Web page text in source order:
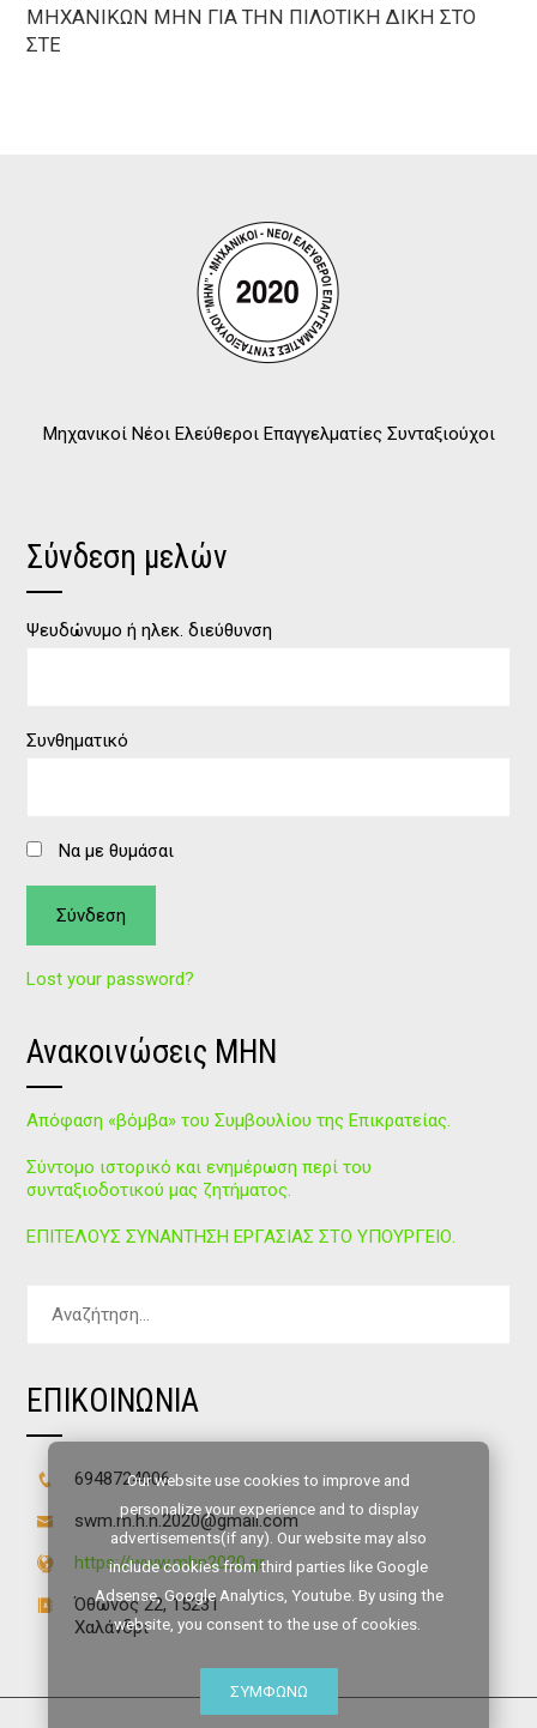
Our website use cookies to improve and
personalize your experience and to display
advertisements(if any). Our website may also
include cookies from third parties like Google
Adsense, Google Analytics, Youtube. By using the
website, you consent to the use of cookies.
ΣΥΜΦΩΝΏ
ΜΗΧΑΝΙΚΩΝ ΜΗΝ ΓΙΑ ΤΗΝ ΠΙΛΟΤΙΚΗ ΔΙΚΗ ΣΤΟ
ΣΤΕ
Μηχανικοί Νέοι Ελεύθεροι Επαγγελματίες Συνταξιούχοι
Σύνδεση μελών
Ψευδώνυμο ή ηλεκ. διεύθυνση
Συνθηματικό
Να με θυμάσαι
Lost your password?
Ανακοινώσεις ΜΗΝ
Απόφαση «βόμβα» του Συμβουλίου της Επικρατείας.
Σύντομο ιστορικό και ενημέρωση περί του
συνταξιοδοτικού μας ζητήματος.
ΕΠΙΤΕΛΟΥΣ ΣΥΝΑΝΤΗΣΗ ΕΡΓΑΣΙΑΣ ΣΤΟ ΥΠΟΥΡΓΕΙΟ.
ΕΠΙΚΟΙΝΩΝΙΑ
6948724006
swm.m.h.n.2020@gmail.com
https://www.mhn2020.gr
Όθωνος 22, 15231
Χαλάνδρι